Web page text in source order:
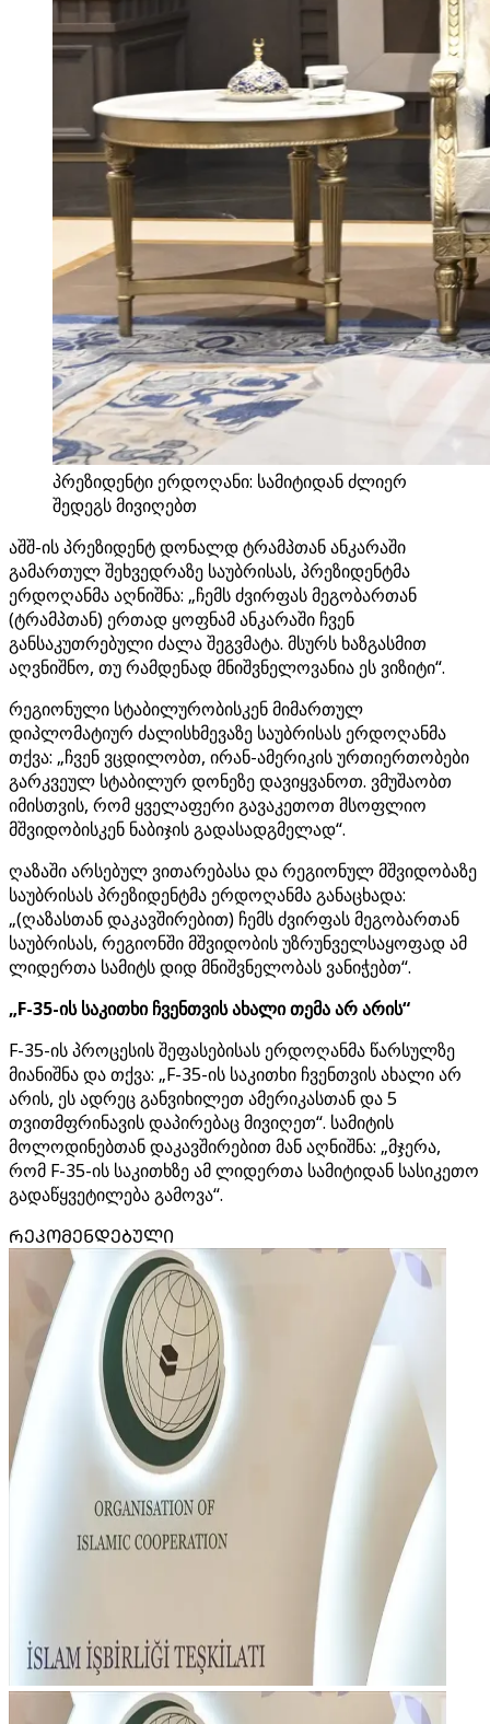
პრეზიდენტი ერდოღანი: სამიტიდან ძლიერ
შედეგს მივიღებთ
აშშ-ის პრეზიდენტ დონალდ ტრამპთან ანკარაში
გამართულ შეხვედრაზე საუბრისას, პრეზიდენტმა
ერდოღანმა აღნიშნა: „ჩემს ძვირფას მეგობართან
(ტრამპთან) ერთად ყოფნამ ანკარაში ჩვენ
განსაკუთრებული ძალა შეგვმატა. მსურს ხაზგასმით
აღვნიშნო, თუ რამდენად მნიშვნელოვანია ეს ვიზიტი“.
რეგიონული სტაბილურობისკენ მიმართულ
დიპლომატიურ ძალისხმევაზე საუბრისას ერდოღანმა
თქვა: „ჩვენ ვცდილობთ, ირან-ამერიკის ურთიერთობები
გარკვეულ სტაბილურ დონეზე დავიყვანოთ. ვმუშაობთ
იმისთვის, რომ ყველაფერი გავაკეთოთ მსოფლიო
მშვიდობისკენ ნაბიჯის გადასადგმელად“.
ღაზაში არსებულ ვითარებასა და რეგიონულ მშვიდობაზე
საუბრისას პრეზიდენტმა ერდოღანმა განაცხადა:
„(ღაზასთან დაკავშირებით) ჩემს ძვირფას მეგობართან
საუბრისას, რეგიონში მშვიდობის უზრუნველსაყოფად ამ
ლიდერთა სამიტს დიდ მნიშვნელობას ვანიჭებთ“.
„F-35-ის საკითხი ჩვენთვის ახალი თემა არ არის“
F-35-ის პროცესის შეფასებისას ერდოღანმა წარსულზე
მიანიშნა და თქვა: „F-35-ის საკითხი ჩვენთვის ახალი არ
არის, ეს ადრეც განვიხილეთ ამერიკასთან და 5
თვითმფრინავის დაპირებაც მივიღეთ“. სამიტის
მოლოდინებთან დაკავშირებით მან აღნიშნა: „მჯერა,
რომ F-35-ის საკითხზე ამ ლიდერთა სამიტიდან სასიკეთო
გადაწყვეტილება გამოვა“.
ᲠᲔᲙᲝᲛᲔᲜᲓᲔᲑᲣᲚᲘ